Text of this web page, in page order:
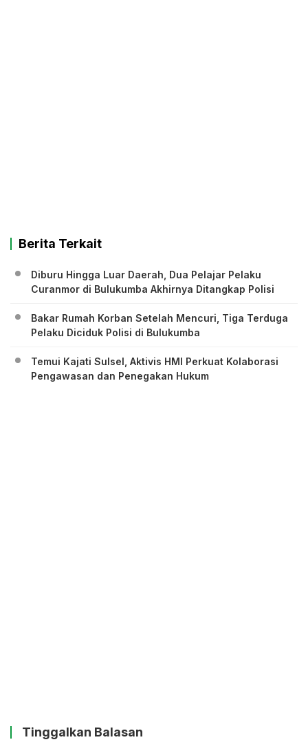
Berita Terkait
Diburu Hingga Luar Daerah, Dua Pelajar Pelaku
Curanmor di Bulukumba Akhirnya Ditangkap Polisi
Bakar Rumah Korban Setelah Mencuri, Tiga Terduga
Pelaku Diciduk Polisi di Bulukumba
Temui Kajati Sulsel, Aktivis HMI Perkuat Kolaborasi
Pengawasan dan Penegakan Hukum
Tinggalkan Balasan